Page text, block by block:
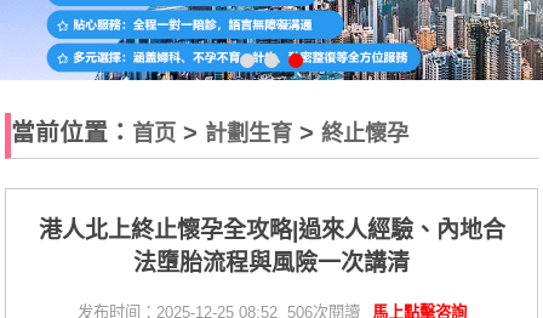
當前位置： 首页 > 計劃生育 >終止懷孕
港人北上終止懷孕全攻略|過來人經驗、內地合
法墮胎流程與風險一次講清
发布时间：2025-12-25 08:52 506次閱讀 馬上點擊咨詢